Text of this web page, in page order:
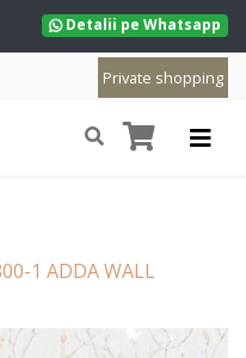
Detalii pe Whatsapp
Private shopping
1 ADDA WALL